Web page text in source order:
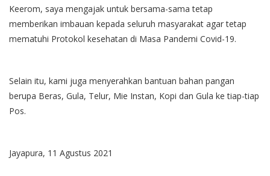
Keerom, saya mengajak untuk bersama-sama tetap
memberikan imbauan kepada seluruh masyarakat agar tetap
mematuhi Protokol kesehatan di Masa Pandemi Covid-19.
Selain itu, kami juga menyerahkan bantuan bahan pangan
berupa Beras, Gula, Telur, Mie Instan, Kopi dan Gula ke tiap-tiap
Pos.
Jayapura, 11 Agustus 2021